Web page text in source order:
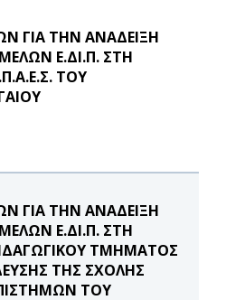
ΓΙΑ ΤΗΝ ΑΝΑΔΕΙΞΗ
Ε.ΔΙ.Π. ΣΤΗ
ΤΟΥ
ΓΙΑ ΤΗΝ ΑΝΑΔΕΙΞΗ
Ε.ΔΙ.Π. ΣΤΗ
ΤΜΗΜΑΤΟΣ
ΤΗΣ ΣΧΟΛΗΣ
ΤΟΥ